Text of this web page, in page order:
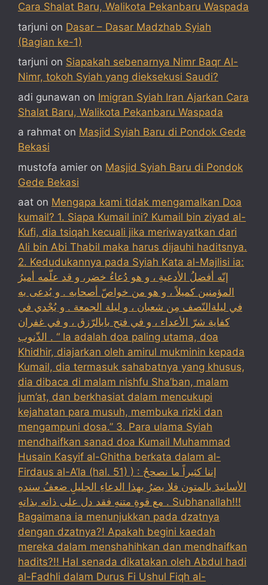
Cara Shalat Baru, Walikota Pekanbaru Waspada
tarjuni on Dasar – Dasar Madzhab Syiah
(Bagian ke-1)
tarjuni on Siapakah sebenarnya Nimr Baqr Al-
Nimr, tokoh Syiah yang dieksekusi Saudi?
adi gunawan on Imigran Syiah Iran Ajarkan Cara
Shalat Baru, Walikota Pekanbaru Waspada
a rahmat on Masjid Syiah Baru di Pondok Gede
Bekasi
mustofa amier on Masjid Syiah Baru di Pondok
Gede Bekasi
aat on Mengapa kami tidak mengamalkan Doa
kumail? 1. Siapa Kumail ini? Kumail bin ziyad al-
Kufi, dia tsiqah kecuali jika meriwayatkan dari
Ali bin Abi Thabil maka harus dijauhi haditsnya.
2. Kedudukannya pada Syiah Kata al-Majlisi ia:
إنّه أفضلُ الأدعيةِ ، و هو دُعاءُ خضر، و قد علّمه أميرُ
المؤمنين كميلاً ، و هو من خواصّ أصحابه . و يُدعى به
في ليلةالنّصف مِن شعبان ، و ليلة الجمعة . و يُجْدي في
كفاية شرّ الأعداء ، و في فتح بابالرّزق ، و في غفران
الذّنوب . “ Ia adalah doa paling utama, doa
Khidhir, diajarkan oleh amirul mukminin kepada
Kumail, dia termasuk sahabatnya yang khusus,
dia dibaca di malam nishfu Sha’ban, malam
jum’at, dan berkhasiat dalam mencukupi
kejahatan para musuh, membuka rizki dan
mengampuni dosa.” 3. Para ulama Syiah
mendhaifkan sanad doa Kumail Muhammad
Husain Kasyif al-Ghitha berkata dalam al-
Firdaus al-A’la (hal. 51) ) : إننا كثيراً ما نصححُ
الأسانيدَ بالمتون فلا يضرُ بهذا الدعاءِ الجليلِ ضعفُ سندهِ
مع قوةِ متنهِ فقد دل على ذاته بذاتهِ . Subhanallah!!!
Bagaimana ia menunjukkan pada dzatnya
dengan dzatnya?! Apakah begini kaedah
mereka dalam menshahihkan dan mendhaifkan
hadits?!! Hal senada dikatakan oleh Abdul hadi
al-Fadhli dalam Durus Fi Ushul Fiqh al-